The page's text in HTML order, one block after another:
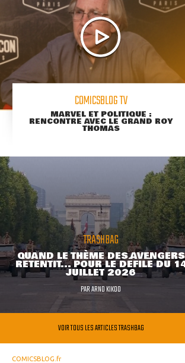
COMICSBLOG TV
MARVEL ET POLITIQUE :
RENCONTRE AVEC LE GRAND ROY
THOMAS
TRASHBAG
QUAND LE THÈME DES AVENGERS
RETENTIT... POUR LE DÉFILÉ DU
JUILLET 2026
PARARNO KIKOO
VOIR TOUS LES ARTICLES TRASHBAG
COMICSBLOG.fr